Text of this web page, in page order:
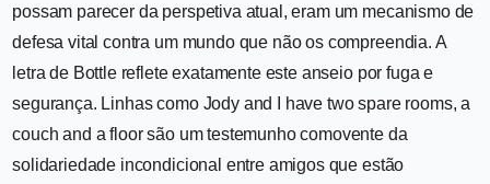
possam parecer da perspetiva atual, eram um mecanismo de
defesa vital contra um mundo que não os compreendia. A
letra de Bottle reflete exatamente este anseio por fuga e
segurança. Linhas como Jody and I have two spare rooms, a
couch and a floor são um testemunho comovente da
solidariedade incondicional entre amigos que estão